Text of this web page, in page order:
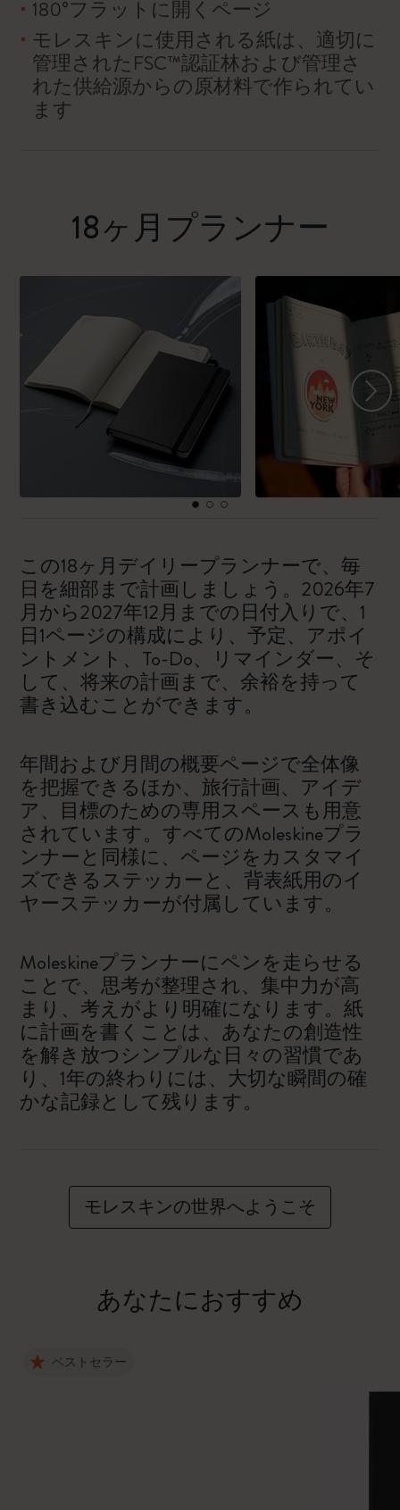
180°フラットに開くページ
モレスキンに使用される紙は、適切に
管理されたFSC™認証林および管理さ
れた供給源からの原材料で作られてい
ます
18ヶ月プランナー
この18ヶ月デイリープランナーで、毎
日を細部まで計画しましょう。2026年7
月から2027年12月までの日付入りで、1
日1ページの構成により、予定、アポイ
ントメント、To-Do、リマインダー、そ
して、将来の計画まで、余裕を持って
書き込むことができます。
年間および月間の概要ページで全体像
を把握できるほか、旅行計画、アイデ
ア、目標のための専用スペースも用意
されています。すべてのMoleskineプラ
ンナーと同様に、ページをカスタマイ
ズできるステッカーと、背表紙用のイ
ヤーステッカーが付属しています。
Moleskineプランナーにペンを走らせる
ことで、思考が整理され、集中力が高
まり、考えがより明確になります。紙
に計画を書くことは、あなたの創造性
を解き放つシンプルな日々の習慣であ
り、1年の終わりには、大切な瞬間の確
かな記録として残ります。
モレスキンの世界へようこそ
あなたにおすすめ
ベストセラー